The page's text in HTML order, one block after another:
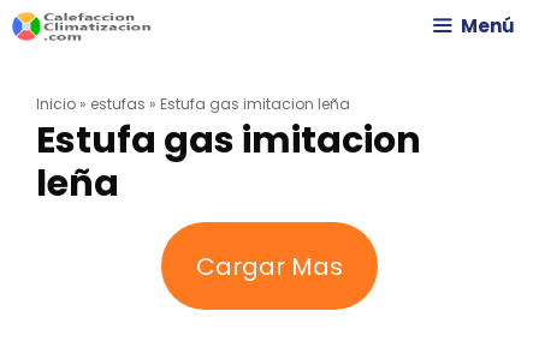
Saltar
contenido
Menú
Inicio » estufas » Estufa gas imitacion leña
Estufa gas imitacion
leña
Cargar Mas